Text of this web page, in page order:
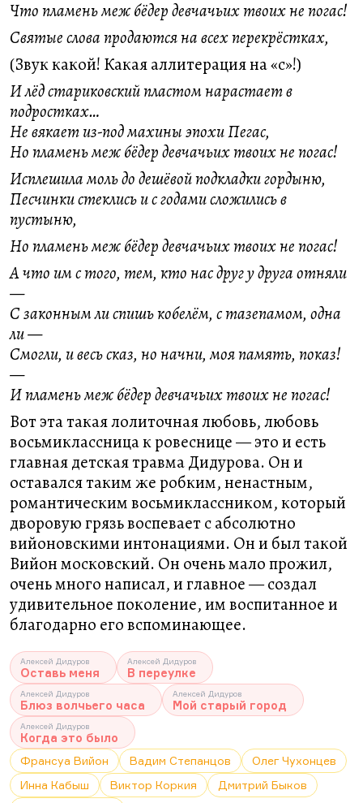
Что пламень меж бёдер девчачьих твоих не погас!
Святые слова продаются на всех перекрёстках,
(Звук какой! Какая аллитерация на «с»!)
И лёд стариковский пластом нарастает в
подростках…
Не вякает из-под махины эпохи Пегас,
Но пламень меж бёдер девчачьих твоих не погас!
Исплешила моль до дешёвой подкладки гордыню,
Песчинки стеклись и с годами сложились в
пустыню,
Но пламень меж бёдер девчачьих твоих не погас!
А что им с того, тем, кто нас друг у друга отняли
—
С законным ли спишь кобелём, с тазепамом, одна
ли —
Смогли, и весь сказ, но начни, моя память, показ!
—
И пламень меж бёдер девчачьих твоих не погас!
Вот эта такая лолиточная любовь, любовь
восьмиклассница к ровеснице — это и есть
главная детская травма Дидурова. Он и
оставался таким же робким, ненастным,
романтическим восьмиклассником, который
дворовую грязь воспевает с абсолютно
вийоновскими интонациями. Он и был такой
Вийон московский. Он очень мало прожил,
очень много написал, и главное — создал
удивительное поколение, им воспитанное и
благодарно его вспоминающее.
Алексей Дидуров
Оставь меня
Алексей Дидуров
В переулке
Алексей Дидуров
Блюз волчьего часа
Алексей Дидуров
Мой старый город
Алексей Дидуров
Когда это было
Франсуа Вийон
Вадим Степанцов
Олег Чухонцев
Инна Кабыш
Виктор Коркия
Дмитрий Быков